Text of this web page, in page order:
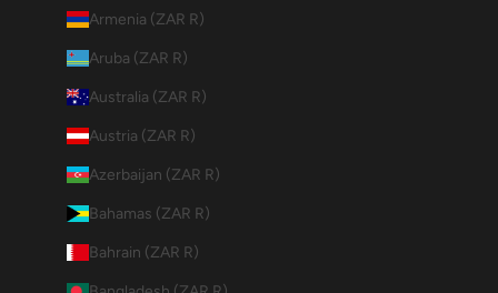
Armenia (ZAR R)
Aruba (ZAR R)
Australia (ZAR R)
Austria (ZAR R)
Azerbaijan (ZAR R)
Bahamas (ZAR R)
Bahrain (ZAR R)